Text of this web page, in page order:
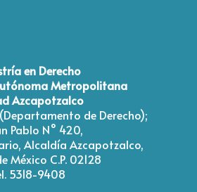
en Derecho
Metropolitana
Azcapotzalco
de Derecho);
Pablo N° 420,
Alcaldía Azcapotzalco,
México C.P. 02128
5318-9408